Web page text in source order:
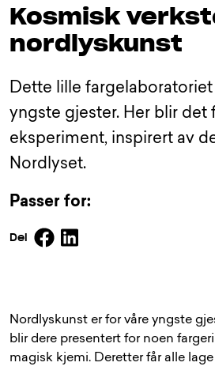
Kosmisk
nordlyskunst
Dette lille fargelaboratoriet
yngste gjester. Her blir det
eksperiment, inspirert av
Nordlyset.
Passer for:
Del Facebook
Linkedin
Nordlyskunst er for våre yngste
blir dere presentert for noen
magisk kjemi. Deretter får alle